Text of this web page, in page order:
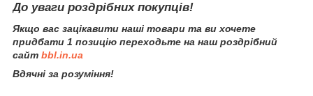
До уваги роздрібних покупців!
Якщо вас зацікавити наші товари та ви хочете
придбати 1 позицію переходьте на наш роздрібний
сайт bbl.in.ua
Вдячні за розуміння!